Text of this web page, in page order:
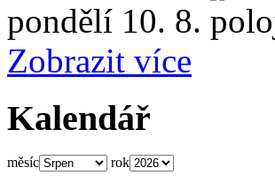
pondělí 10. 8.
Zobrazit více
Kalendář
měsíc rok